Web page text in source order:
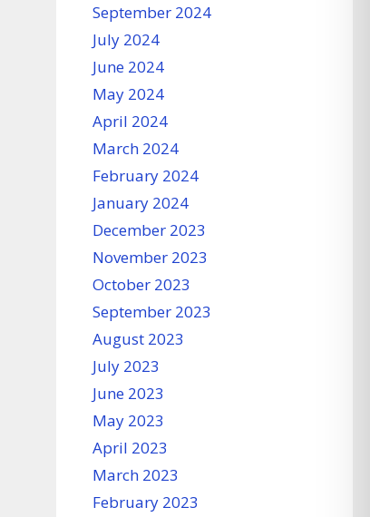
September 2024
July 2024
June 2024
May 2024
April 2024
March 2024
February 2024
January 2024
December 2023
November 2023
October 2023
September 2023
August 2023
July 2023
June 2023
May 2023
April 2023
March 2023
February 2023